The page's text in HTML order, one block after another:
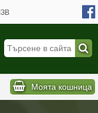
Моята кошница